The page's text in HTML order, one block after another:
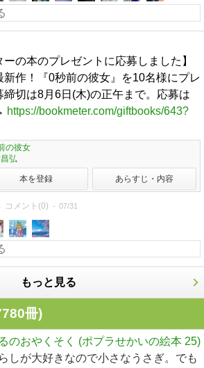
ーの本のプレゼントに応募しました】
新作！『0秒前の彼女』を10名様にプレ
締切は8月6日(木)の正午まで。応募は
https://bookmeter.com/giftbooks/643?
の彼女
弘
本を登録 あらすじ・内容
コメント(0) 07/31
もっと見る
冊)
のおやくそく (ポプラせかいの絵本 25)
しが大好きなので小さなうさぎ。でも